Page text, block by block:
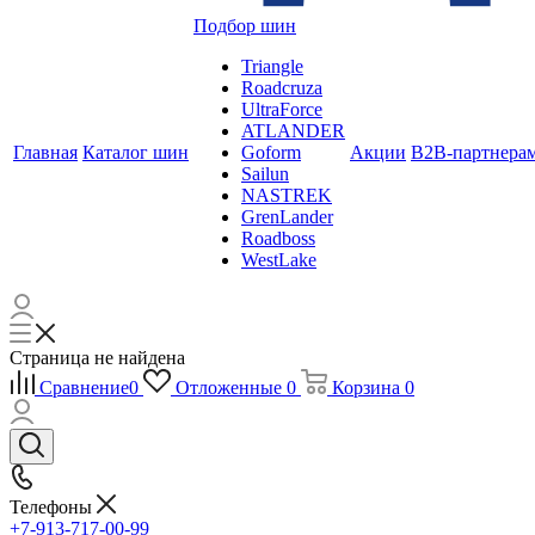
Главная Каталог шин
Подбор шин
Triangle
Roadcruza
UltraForce
ATLANDER
Goform
Sailun
NASTREK
GrenLander
Roadboss
WestLake
Акции B2B-
Страница не найдена
Сравнение0 Отложенные 0 Корзина 0
Телефоны
+7-913-717-00-99